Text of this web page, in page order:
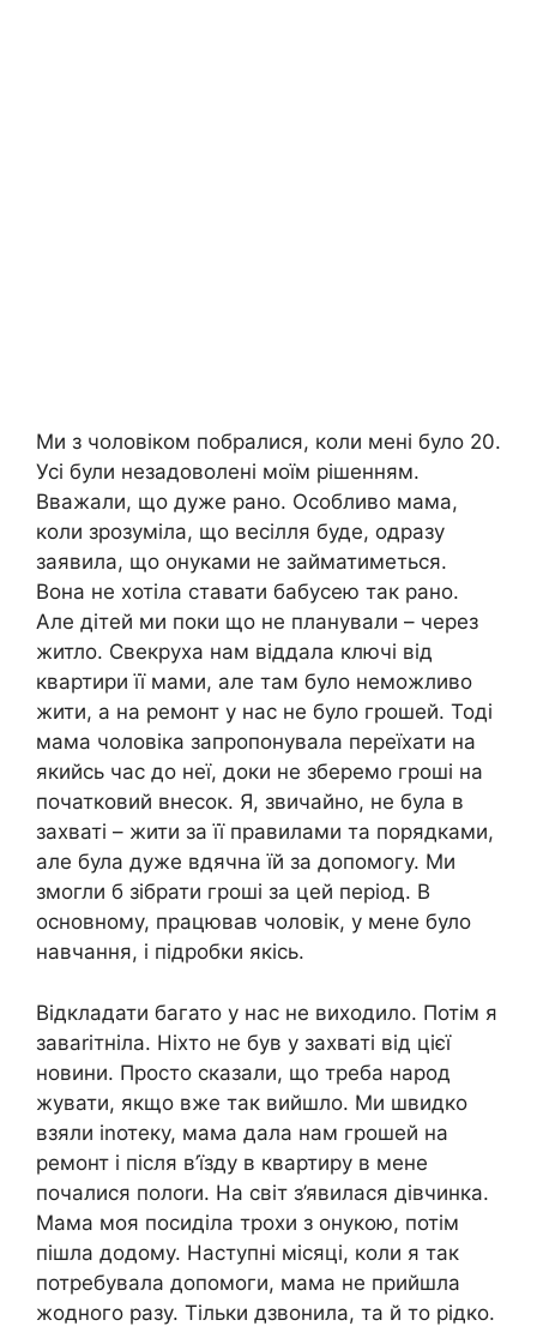
Ми з чоловіком побралися, коли мені було 20.
Усі були незадоволені моїм рішенням.
Вважали, що дуже рано. Особливо мама,
коли зрозуміла, що весілля буде, одразу
заявила, що онуками не займатиметься.
Вона не хотіла ставати бабусею так рано.
Але дітей ми поки що не планували – через
житло. Свекруха нам віддала ключі від
квартири її мами, але там було неможливо
жити, а на ремонт у нас не було грошей. Тоді
мама чоловіка запропонувала переїхати на
якийсь час до неї, доки не зберемо гроші на
початковий внесок. Я, звичайно, не була в
захваті – жити за її правилами та порядками,
але була дуже вдячна їй за допомогу. Ми
змогли б зібрати гроші за цей період. В
основному, працював чоловік, у мене було
навчання, і підробки якісь.
Відкладати багато у нас не виходило. Потім я
заваrітніла. Ніхто не був у захваті від цієї
новини. Просто сказали, що треба народ
жувати, якщо вже так вийшло. Ми швидко
взяли іnотеку, мама дала нам грошей на
ремонт і після в’їзду в квартиру в мене
почалися полоrи. На світ з’явилася дівчинка.
Мама моя посиділа трохи з онукою, потім
пішла додому. Наступні місяці, коли я так
потребувала допомоги, мама не прийшла
жодного разу. Тільки дзвонила, та й то рідко.